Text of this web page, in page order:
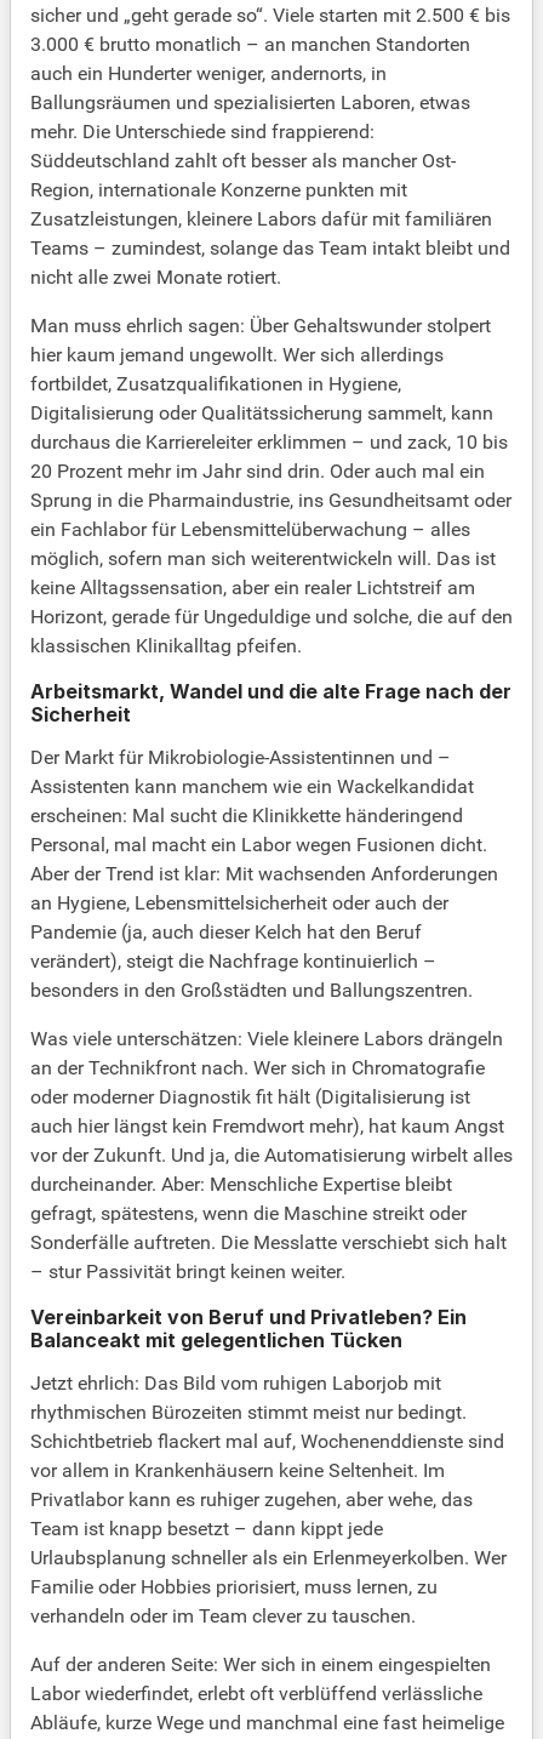
sicher und „geht gerade so“. Viele starten mit 2.500 € bis
3.000 € brutto monatlich – an manchen Standorten
auch ein Hunderter weniger, andernorts, in
Ballungsräumen und spezialisierten Laboren, etwas
mehr. Die Unterschiede sind frappierend:
Süddeutschland zahlt oft besser als mancher Ost-
Region, internationale Konzerne punkten mit
Zusatzleistungen, kleinere Labors dafür mit familiären
Teams – zumindest, solange das Team intakt bleibt und
nicht alle zwei Monate rotiert.
Man muss ehrlich sagen: Über Gehaltswunder stolpert
hier kaum jemand ungewollt. Wer sich allerdings
fortbildet, Zusatzqualifikationen in Hygiene,
Digitalisierung oder Qualitätssicherung sammelt, kann
durchaus die Karriereleiter erklimmen – und zack, 10 bis
20 Prozent mehr im Jahr sind drin. Oder auch mal ein
Sprung in die Pharmaindustrie, ins Gesundheitsamt oder
ein Fachlabor für Lebensmittelüberwachung – alles
möglich, sofern man sich weiterentwickeln will. Das ist
keine Alltagssensation, aber ein realer Lichtstreif am
Horizont, gerade für Ungeduldige und solche, die auf den
klassischen Klinikalltag pfeifen.
Arbeitsmarkt, Wandel und die alte Frage nach der
Sicherheit
Der Markt für Mikrobiologie-Assistentinnen und –
Assistenten kann manchem wie ein Wackelkandidat
erscheinen: Mal sucht die Klinikkette händeringend
Personal, mal macht ein Labor wegen Fusionen dicht.
Aber der Trend ist klar: Mit wachsenden Anforderungen
an Hygiene, Lebensmittelsicherheit oder auch der
Pandemie (ja, auch dieser Kelch hat den Beruf
verändert), steigt die Nachfrage kontinuierlich –
besonders in den Großstädten und Ballungszentren.
Was viele unterschätzen: Viele kleinere Labors drängeln
an der Technikfront nach. Wer sich in Chromatografie
oder moderner Diagnostik fit hält (Digitalisierung ist
auch hier längst kein Fremdwort mehr), hat kaum Angst
vor der Zukunft. Und ja, die Automatisierung wirbelt alles
durcheinander. Aber: Menschliche Expertise bleibt
gefragt, spätestens, wenn die Maschine streikt oder
Sonderfälle auftreten. Die Messlatte verschiebt sich halt
– stur Passivität bringt keinen weiter.
Vereinbarkeit von Beruf und Privatleben? Ein
Balanceakt mit gelegentlichen Tücken
Jetzt ehrlich: Das Bild vom ruhigen Laborjob mit
rhythmischen Bürozeiten stimmt meist nur bedingt.
Schichtbetrieb flackert mal auf, Wochenenddienste sind
vor allem in Krankenhäusern keine Seltenheit. Im
Privatlabor kann es ruhiger zugehen, aber wehe, das
Team ist knapp besetzt – dann kippt jede
Urlaubsplanung schneller als ein Erlenmeyerkolben. Wer
Familie oder Hobbies priorisiert, muss lernen, zu
verhandeln oder im Team clever zu tauschen.
Auf der anderen Seite: Wer sich in einem eingespielten
Labor wiederfindet, erlebt oft verblüffend verlässliche
Abläufe, kurze Wege und manchmal eine fast heimelige